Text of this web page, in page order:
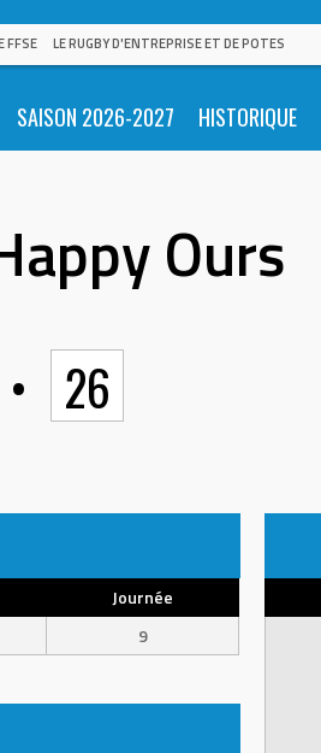
FFSE LE RUGBY D'ENTREPRISE ET DE POTES
SAISON 2026-2027 HISTORIQUE
Ours
• 26
Journée
9